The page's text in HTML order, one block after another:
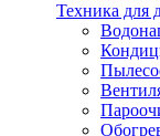
Техника для